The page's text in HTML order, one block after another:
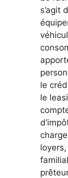
s’agit
le
le